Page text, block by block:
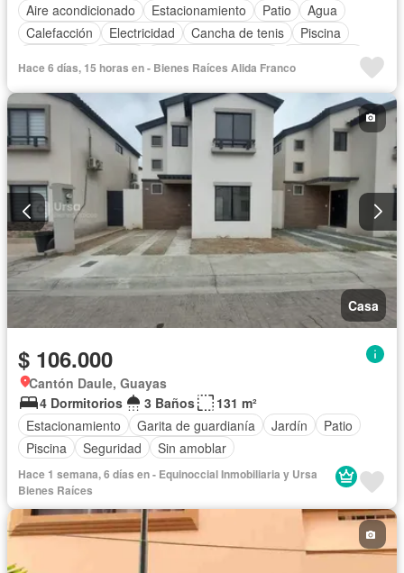
Aire acondicionado
Estacionamiento Patio
Agua
Calefacción
Electricidad Cancha de tenis
Piscina
Hace 6 días, 15 horas en - Bienes Raíces Alida Franco
Casa
$ 106.000
Cantón Daule, Guayas
4 Dormitorios
3 Baños
131 m²
Estacionamiento
Garita de guardianía Jardín
Patio
Piscina
Seguridad Sin amoblar
Hace 1 semana, 6 días en - Equinoccial Inmobiliaria y Ursa
Bienes Raíces